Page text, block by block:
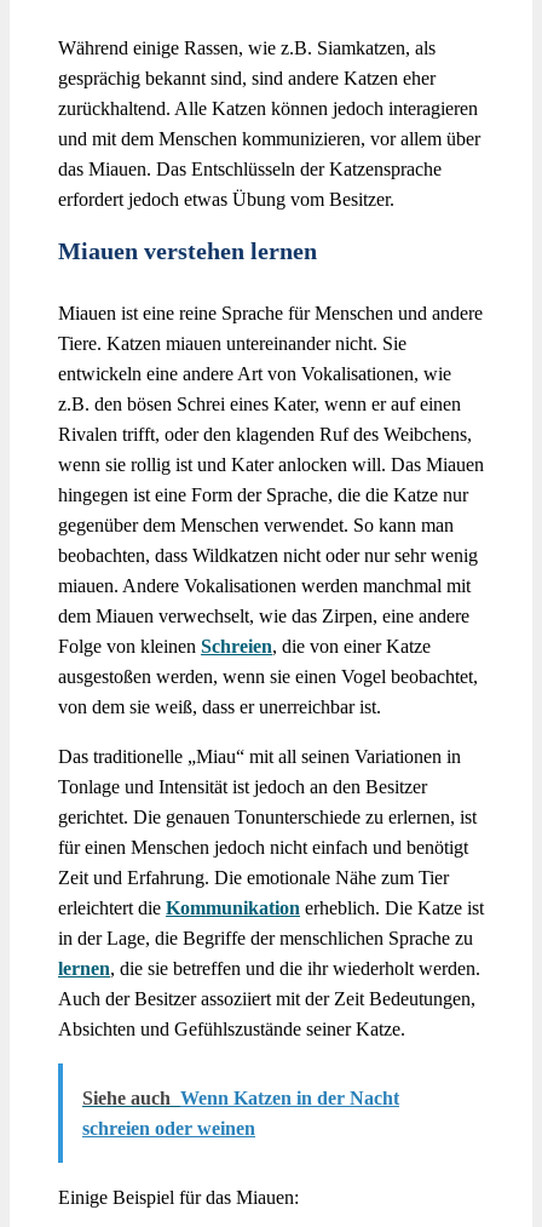
Während einige Rassen, wie z.B. Siamkatzen, als
gesprächig bekannt sind, sind andere Katzen eher
zurückhaltend. Alle Katzen können jedoch interagieren
und mit dem Menschen kommunizieren, vor allem über
das Miauen. Das Entschlüsseln der Katzensprache
erfordert jedoch etwas Übung vom Besitzer.
Miauen verstehen lernen
Miauen ist eine reine Sprache für Menschen und andere
Tiere. Katzen miauen untereinander nicht. Sie
entwickeln eine andere Art von Vokalisationen, wie
z.B. den bösen Schrei eines Kater, wenn er auf einen
Rivalen trifft, oder den klagenden Ruf des Weibchens,
wenn sie rollig ist und Kater anlocken will. Das Miauen
hingegen ist eine Form der Sprache, die die Katze nur
gegenüber dem Menschen verwendet. So kann man
beobachten, dass Wildkatzen nicht oder nur sehr wenig
miauen. Andere Vokalisationen werden manchmal mit
dem Miauen verwechselt, wie das Zirpen, eine andere
Folge von kleinen Schreien, die von einer Katze
ausgestoßen werden, wenn sie einen Vogel beobachtet,
von dem sie weiß, dass er unerreichbar ist.
Das traditionelle „Miau“ mit all seinen Variationen in
Tonlage und Intensität ist jedoch an den Besitzer
gerichtet. Die genauen Tonunterschiede zu erlernen, ist
für einen Menschen jedoch nicht einfach und benötigt
Zeit und Erfahrung. Die emotionale Nähe zum Tier
erleichtert die Kommunikation erheblich. Die Katze ist
in der Lage, die Begriffe der menschlichen Sprache zu
lernen, die sie betreffen und die ihr wiederholt werden.
Auch der Besitzer assoziiert mit der Zeit Bedeutungen,
Absichten und Gefühlszustände seiner Katze.
Siehe auch Wenn Katzen in der Nacht
schreien oder weinen
Einige Beispiel für das Miauen: